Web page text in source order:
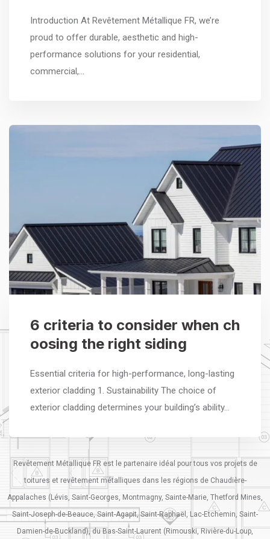
Introduction At Revêtement Métallique FR, we’re
proud to offer durable, aesthetic and high-
performance solutions for your residential,
commercial,…
6 criteria to consider when ch
oosing the right siding
Essential criteria for high-performance, long-lasting
exterior cladding 1. Sustainability The choice of
exterior cladding determines your building’s ability…
Revêtement Métallique FR est le partenaire idéal pour tous vos projets de
toitures et revêtement métalliques dans les régions de Chaudière-
Appalaches (Lévis, Saint-Georges, Montmagny, Sainte-Marie, Thetford Mines,
Saint-Joseph-de-Beauce, Saint-Agapit, Saint-Raphaël, Lac-Etchemin, Saint-
Damien-de-Buckland), du Bas-Saint-Laurent (Rimouski, Rivière-du-Loup,